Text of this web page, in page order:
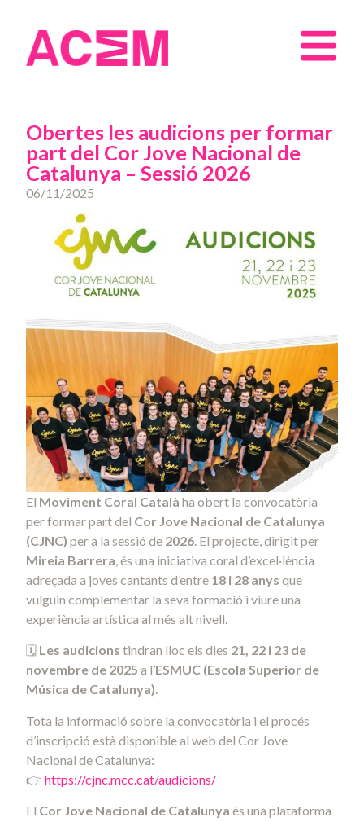
Obertes les audicions per formar
part del Cor Jove Nacional de
Catalunya – Sessió 2026
06/11/2025
El Moviment Coral Català ha obert la convocatòria
per formar part del Cor Jove Nacional de Catalunya
(CJNC) per a la sessió de 2026. El projecte, dirigit per
Mireia Barrera, és una iniciativa coral d’excel·lència
adreçada a joves cantants d’entre 18 i 28 anys que
vulguin complementar la seva formació i viure una
experiència artística al més alt nivell.
🗓️ Les audicions tindran lloc els dies 21, 22 i 23 de
novembre de 2025 a l’ESMUC (Escola Superior de
Música de Catalunya).
Tota la informació sobre la convocatòria i el procés
d’inscripció està disponible al web del Cor Jove
Nacional de Catalunya:
👉 https://cjnc.mcc.cat/audicions/
El Cor Jove Nacional de Catalunya és una plataforma